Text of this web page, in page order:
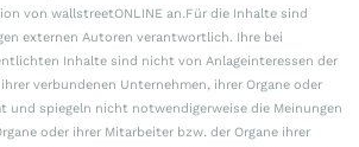
von wallstreetONLINE an.Für die Inhalte sind
externen Autoren verantwortlich. Ihre bei
Inhalte sind nicht von Anlageinteressen der
verbundenen Unternehmen, ihrer Organe oder
und spiegeln nicht notwendigerweise die Meinungen
oder ihrer Mitarbeiter bzw. der Organe ihrer